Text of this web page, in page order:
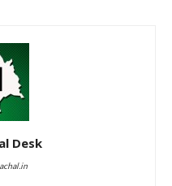
Desk